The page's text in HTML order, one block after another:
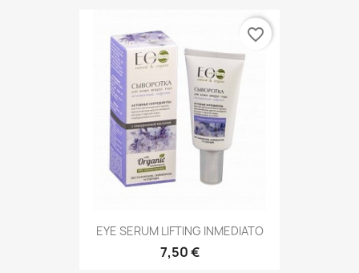
EYE SERUM LIFTING INMEDIATO
7,50 €
favorite_border